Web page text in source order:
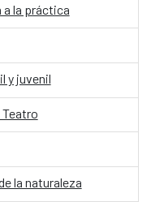
a la práctica
y juvenil
la naturaleza